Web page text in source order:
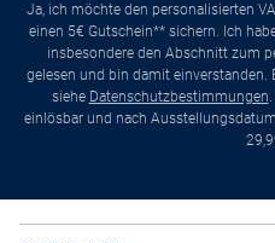
Ja, ich möchte den personalisierten
einen 5€ Gutschein** sichern. Ich
insbesondere den Abschnitt zum
gelesen und bin damit einverstanden.
siehe Datenschutzbestimmungen
einlösbar und nach